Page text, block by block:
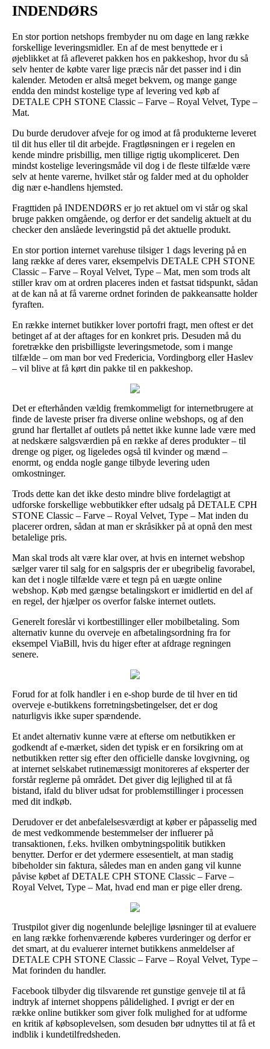
INDENDØRS
En stor portion netshops frembyder nu om dage en lang række
forskellige leveringsmidler. En af de mest benyttede er i
øjeblikket at få afleveret pakken hos en pakkeshop, hvor du så
selv henter de købte varer lige præcis når det passer ind i din
kalender. Metoden er altså meget bekvem, og mange gange
endda den mindst kostelige type af levering ved køb af
DETALE CPH STONE Classic – Farve – Royal Velvet, Type –
Mat.
Du burde derudover afveje for og imod at få produkterne leveret
til dit hus eller til dit arbejde. Fragtløsningen er i regelen en
kende mindre prisbillig, men tillige rigtig ukompliceret. Den
mindst kostelige leveringsmåde vil dog i de fleste tilfælde være
selv at hente varerne, hvilket står og falder med at du opholder
dig nær e-handlens hjemsted.
Fragttiden på INDENDØRS er jo ret aktuel om vi står og skal
bruge pakken omgående, og derfor er det sandelig aktuelt at du
checker den anslåede leveringstid på det aktuelle produkt.
En stor portion internet varehuse tilsiger 1 dags levering på en
lang række af deres varer, eksempelvis DETALE CPH STONE
Classic – Farve – Royal Velvet, Type – Mat, men som trods alt
stiller krav om at ordren placeres inden et fastsat tidspunkt, sådan
at de kan nå at få varerne ordnet forinden de pakkeansatte holder
fyraften.
En række internet butikker lover portofri fragt, men oftest er det
betinget af at der aftages for en konkret pris. Desuden må du
foretrække den prisbilligste leveringsmetode, som i mange
tilfælde – om man bor ved Fredericia, Vordingborg eller Haslev
– vil blive at få kørt din pakke til en pakkeshop.
Det er efterhånden vældig fremkommeligt for internetbrugere at
finde de laveste priser fra diverse online webshops, og af den
grund har flertallet af outlets på nettet ikke kunne lade være med
at nedskære salgsværdien på en række af deres produkter – til
drenge og piger, og ligeledes også til kvinder og mænd –
enormt, og endda nogle gange tilbyde levering uden
omkostninger.
Trods dette kan det ikke desto mindre blive fordelagtigt at
udforske forskellige webbutikker efter udsalg på DETALE CPH
STONE Classic – Farve – Royal Velvet, Type – Mat inden du
placerer ordren, sådan at man er skråsikker på at opnå den mest
betalelige pris.
Man skal trods alt være klar over, at hvis en internet webshop
sælger varer til salg for en salgspris der er ubegribelig favorabel,
kan det i nogle tilfælde være et tegn på en uægte online
webshop. Køb med gængse betalingskort er imidlertid en del af
en regel, der hjælper os overfor falske internet outlets.
Generelt foreslår vi kortbestillinger eller mobilbetaling. Som
alternativ kunne du overveje en afbetalingsordning fra for
eksempel ViaBill, hvis du higer efter at afdrage regningen
senere.
Forud for at folk handler i en e-shop burde de til hver en tid
overveje e-butikkens forretningsbetingelser, det er dog
naturligvis ikke super spændende.
Et andet alternativ kunne være at efterse om netbutikken er
godkendt af e-mærket, siden det typisk er en forsikring om at
netbutikken retter sig efter den officielle danske lovgivning, og
at internet selskabet rutinemæssigt monitoreres af eksperter der
forstår reglerne på området. Det giver dig lejlighed til at få
bistand, ifald du bliver udsat for problemstillinger i processen
med dit indkøb.
Derudover er det anbefalelsesværdigt at køber er påpasselig med
de mest vedkommende bestemmelser der influerer på
transaktionen, f.eks. hvilken ombytningspolitik butikken
benytter. Derfor er det ydermere essesentielt, at man stadig
bibeholder sin faktura, således man en anden gang vil kunne
påvise købet af DETALE CPH STONE Classic – Farve –
Royal Velvet, Type – Mat, hvad end man er pige eller dreng.
Trustpilot giver dig nogenlunde belejlige løsninger til at evaluere
en lang række forhenværende køberes vurderinger og derfor er
det smart, at du evaluerer internet butikkens anmeldelser af
DETALE CPH STONE Classic – Farve – Royal Velvet, Type –
Mat forinden du handler.
Facebook tilbyder dig tilsvarende ret gunstige genveje til at få
indtryk af internet shoppens pålidelighed. I øvrigt er der en
række online butikker som giver folk mulighed for at udforme
en kritik af købsoplevelsen, som desuden bør udnyttes til at få et
indblik i kundetilfredsheden.